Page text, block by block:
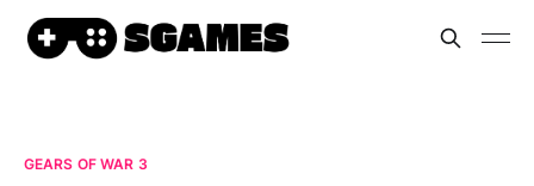
GEARS OF WAR 3